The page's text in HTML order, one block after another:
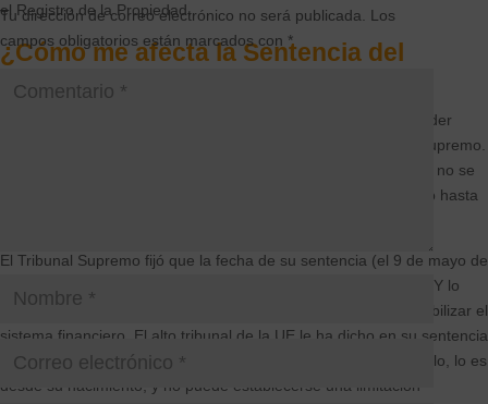
el Registro de la Propiedad.
¿Cómo me afecta la Sentencia del
Tribunal Europeo?
La sentencia europea nos ha allanado el camino para emprender
acciones judiciales. El Tribunal Europeo está por encima del Supremo.
Por lo que ahora puedes recuperar todo lo pagado demás. Ya no se
puede establecer el límite temporal de 2013 que venían fijando hasta
El Tribunal Supremo fijó que la fecha de su sentencia (el 9 de mayo de
2013) marcaba el inicio de la ilegalidad de las cláusulas suelo. Y lo
hizo porque creía que pagar la factura total supondría desestabilizar el
sistema financiero. El alto tribunal de la UE le ha dicho en su sentencia
que no tiene competencias para hacer eso, y qué si algo es nulo, lo es
desde su nacimiento, y no puede establecerse una limitación
Tu dirección de correo electrónico no será publicada.
Los
campos obligatorios están marcados con *